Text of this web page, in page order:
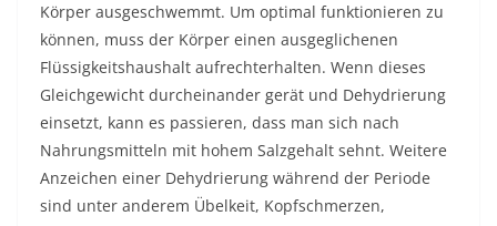
Körper ausgeschwemmt. Um optimal funktionieren zu
können, muss der Körper einen ausgeglichenen
Flüssigkeitshaushalt aufrechterhalten. Wenn dieses
Gleichgewicht durcheinander gerät und Dehydrierung
einsetzt, kann es passieren, dass man sich nach
Nahrungsmitteln mit hohem Salzgehalt sehnt. Weitere
Anzeichen einer Dehydrierung während der Periode
sind unter anderem Übelkeit, Kopfschmerzen,